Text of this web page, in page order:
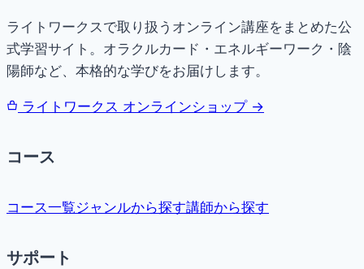
ライトワークスで取り扱うオンライン講座をまとめた公
式学習サイト。オラクルカード・エネルギーワーク・陰
陽師など、本格的な学びをお届けします。
ライトワークス オンラインショップ →
コース
コース一覧ジャンルから探す講師から探す
サポート